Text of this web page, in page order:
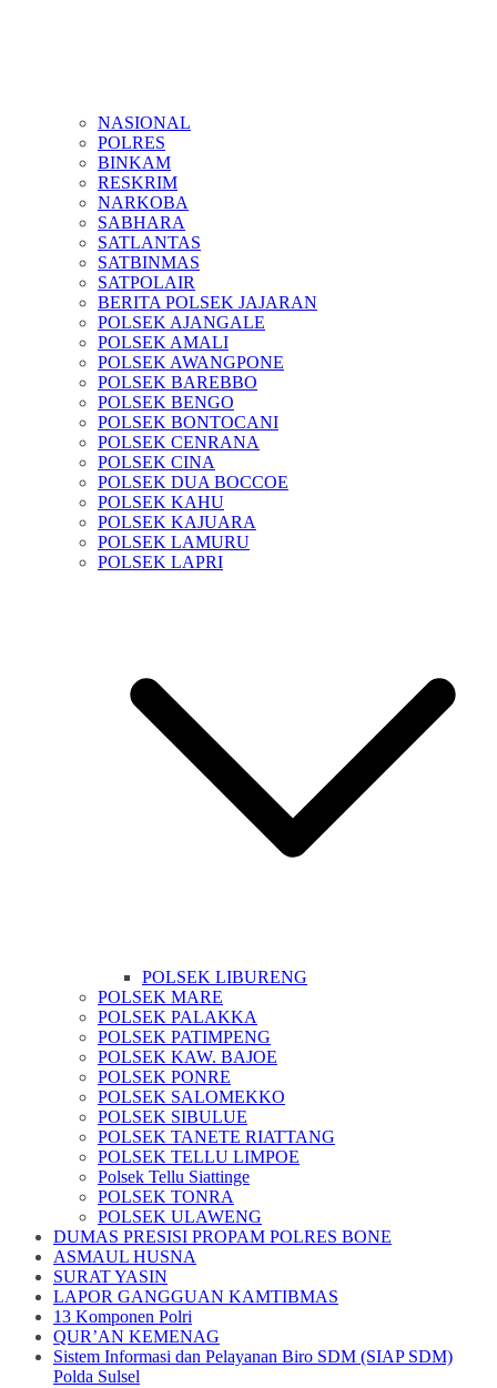
NASIONAL
POLRES
BINKAM
RESKRIM
NARKOBA
SABHARA
SATLANTAS
SATBINMAS
SATPOLAIR
BERITA POLSEK JAJARAN
POLSEK AJANGALE
POLSEK AMALI
POLSEK AWANGPONE
POLSEK BAREBBO
POLSEK BENGO
POLSEK BONTOCANI
POLSEK CENRANA
POLSEK CINA
POLSEK DUA BOCCOE
POLSEK KAHU
POLSEK KAJUARA
POLSEK LAMURU
POLSEK LAPRI
POLSEK LIBURENG
POLSEK MARE
POLSEK PALAKKA
POLSEK PATIMPENG
POLSEK KAW. BAJOE
POLSEK PONRE
POLSEK SALOMEKKO
POLSEK SIBULUE
POLSEK TANETE RIATTANG
POLSEK TELLU LIMPOE
Polsek Tellu Siattinge
POLSEK TONRA
POLSEK ULAWENG
DUMAS PRESISI PROPAM POLRES BONE
ASMAUL HUSNA
SURAT YASIN
LAPOR GANGGUAN KAMTIBMAS
13 Komponen Polri
QUR’AN KEMENAG
Sistem Informasi dan Pelayanan Biro SDM (SIAP SDM)
Polda Sulsel